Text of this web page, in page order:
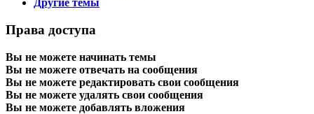
Другие темы
Права доступа
Вы не можете начинать темы
Вы не можете отвечать на сообщения
Вы не можете редактировать свои сообщения
Вы не можете удалять свои сообщения
Вы не можете добавлять вложения